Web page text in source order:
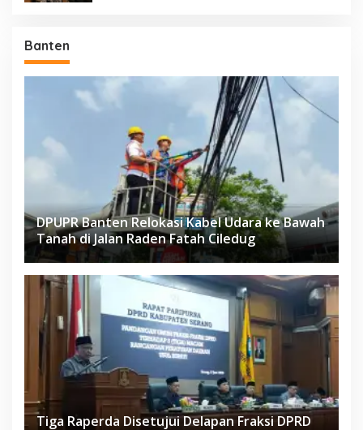
Banten
DPUPR Banten Relokasi Kabel Udara ke Bawah
Tanah di Jalan Raden Fatah Ciledug
Tiga Raperda Disetujui Delapan Fraksi DPRD